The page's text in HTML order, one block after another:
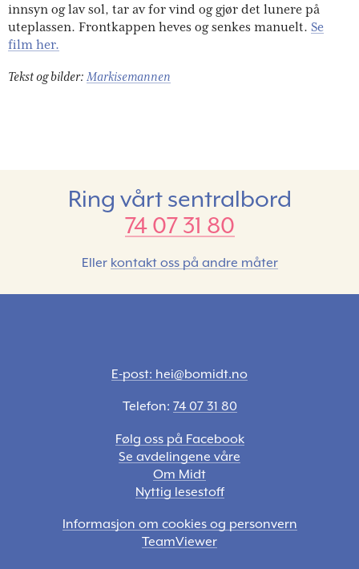
innsyn og lav sol, tar av for vind og gjør det lunere på
uteplassen. Frontkappen heves og senkes manuelt. Se
film her.
Tekst og bilder: Markisemannen
Ring vårt sentralbord
74 07 31 80
Eller kontakt oss på andre måter
E-post: hei@bomidt.no
Telefon: 74 07 31 80
Følg oss på Facebook
Se avdelingene våre
Om Midt
Nyttig lesestoff
Informasjon om cookies og personvern
TeamViewer